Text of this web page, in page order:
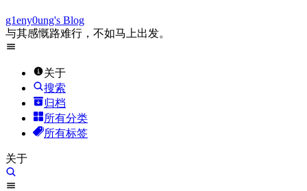
g1eny0ung's Blog
与其感慨路难行，不如马上出发。
关于
搜索
归档
所有分类
所有标签
关于